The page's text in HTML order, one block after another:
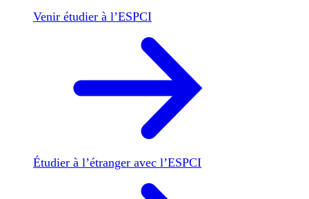
Venir étudier à l’ESPCI
Étudier à l’étranger avec l’ESPCI